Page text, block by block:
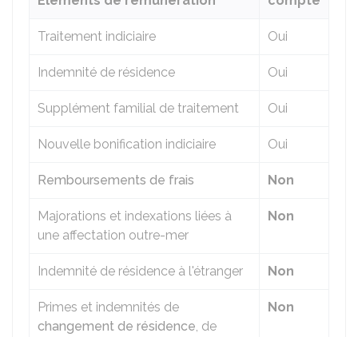
Traitement indiciaire Oui
Indemnité de résidence Oui
Supplément familial de traitement Oui
Nouvelle bonification indiciaire Oui
Remboursements de frais Non
Majorations et indexations liées à
une affectation outre-mer
Non
Indemnité de résidence à l'étranger Non
Primes et indemnités de
changement de résidence, de
Non